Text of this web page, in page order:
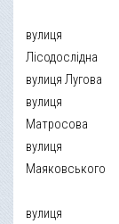
вулиця
Лісодослідна
вулиця Лугова
вулиця
Матросова
вулиця
Маяковського
вулиця